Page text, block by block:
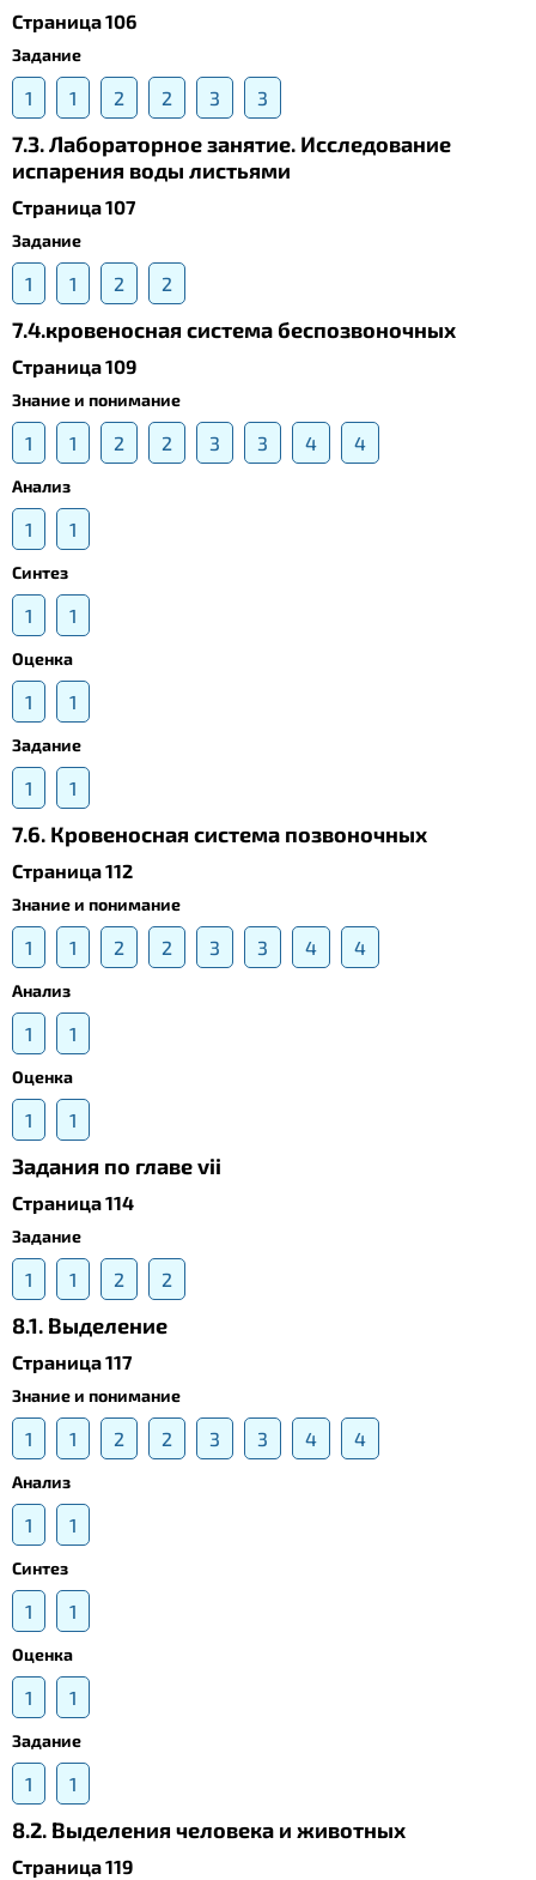
Страница 106
Задание
1 1 2 2 3 3
7.3. Лабораторное занятие. Исследование
испарения воды листьями
Страница 107
Задание
1 1 2 2
7.4.кровеносная система беспозвоночных
Страница 109
Знание и понимание
1 1 2 2 3 3 4 4
Анализ
1 1
Синтез
1 1
Оценка
1 1
Задание
1 1
7.6. Кровеносная система позвоночных
Страница 112
Знание и понимание
1 1 2 2 3 3 4 4
Анализ
1 1
Оценка
1 1
Задания по главе vii
Страница 114
Задание
1 1 2 2
8.1. Выделение
Страница 117
Знание и понимание
1 1 2 2 3 3 4 4
Анализ
1 1
Синтез
1 1
Оценка
1 1
Задание
1 1
8.2. Выделения человека и животных
Страница 119